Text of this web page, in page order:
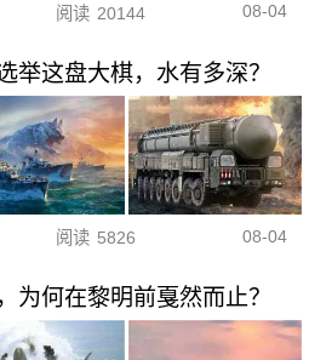
阅读 20144 08-04
举这盘大棋，水有多深？
阅读 5826 08-04
为何在黎明前戛然而止？